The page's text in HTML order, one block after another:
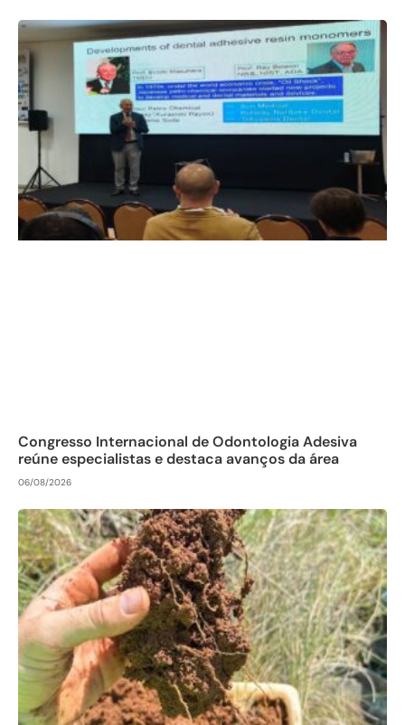
Congresso Internacional de Odontologia Adesiva
reúne especialistas e destaca avanços da área
06/08/2026